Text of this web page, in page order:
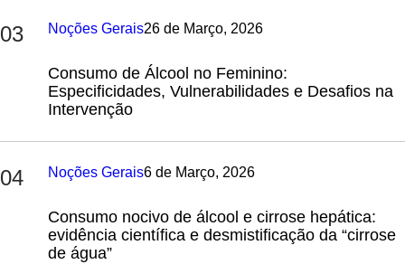
03 Noções Gerais26 de Março, 2026
Consumo de Álcool no Feminino:
Especificidades, Vulnerabilidades e Desafios na
Intervenção
04 Noções Gerais6 de Março, 2026
Consumo nocivo de álcool e cirrose hepática:
evidência científica e desmistificação da “cirrose
de água”